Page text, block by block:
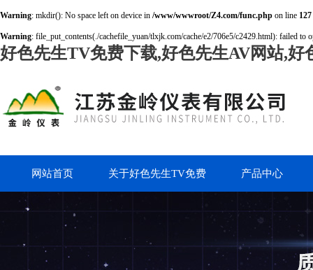
Warning: mkdir(): No space left on device in /www/wwwroot/Z4.com/func.php on line 127
Warning: file_put_contents(./cachefile_yuan/tlxjk.com/cache/e2/706e5/c2429.html): failed
好色先生TV免费下载,好色先生AV网站,
网站首页 关于好色先生TV免费 产品中心